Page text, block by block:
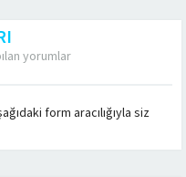
yorumlar
form aracılığıyla siz